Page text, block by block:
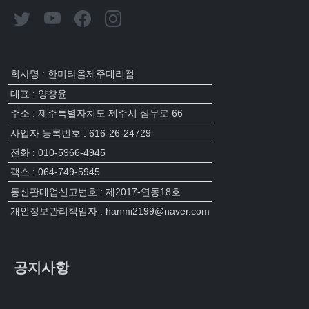
회사명 : 한미타올제주대리점
대표 : 양창윤
주소 : 제주특별자치도 제주시 삼무로 66
사업자 등록번호 : 616-26-24729
전화 : 010-5966-4945
팩스 : 064-749-5945
통신판매업신고번호 : 제2017-연동18호
개인정보관리책임자 : hanmi2199@naver.com
공지사항